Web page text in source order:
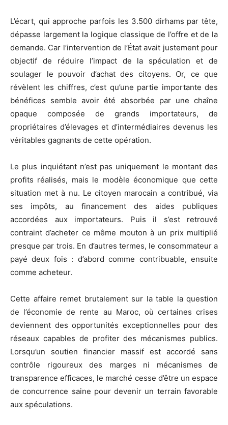
L’écart, qui approche parfois les 3.500 dirhams par tête,
dépasse largement la logique classique de l’offre et de la
demande. Car l’intervention de l’État avait justement pour
objectif de réduire l’impact de la spéculation et de
soulager le pouvoir d’achat des citoyens. Or, ce que
révèlent les chiffres, c’est qu’une partie importante des
bénéfices semble avoir été absorbée par une chaîne
opaque composée de grands importateurs, de
propriétaires d’élevages et d’intermédiaires devenus les
véritables gagnants de cette opération.
Le plus inquiétant n’est pas uniquement le montant des
profits réalisés, mais le modèle économique que cette
situation met à nu. Le citoyen marocain a contribué, via
ses impôts, au financement des aides publiques
accordées aux importateurs. Puis il s’est retrouvé
contraint d’acheter ce même mouton à un prix multiplié
presque par trois. En d’autres termes, le consommateur a
payé deux fois : d’abord comme contribuable, ensuite
comme acheteur.
Cette affaire remet brutalement sur la table la question
de l’économie de rente au Maroc, où certaines crises
deviennent des opportunités exceptionnelles pour des
réseaux capables de profiter des mécanismes publics.
Lorsqu’un soutien financier massif est accordé sans
contrôle rigoureux des marges ni mécanismes de
transparence efficaces, le marché cesse d’être un espace
de concurrence saine pour devenir un terrain favorable
aux spéculations.